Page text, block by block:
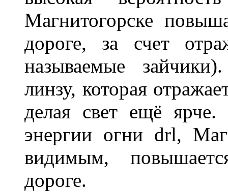
Магнитогорске
дороге, за счет
называемые
линзу, которая
делая свет ещё
энергии огни drl,
видимым,
дороге.